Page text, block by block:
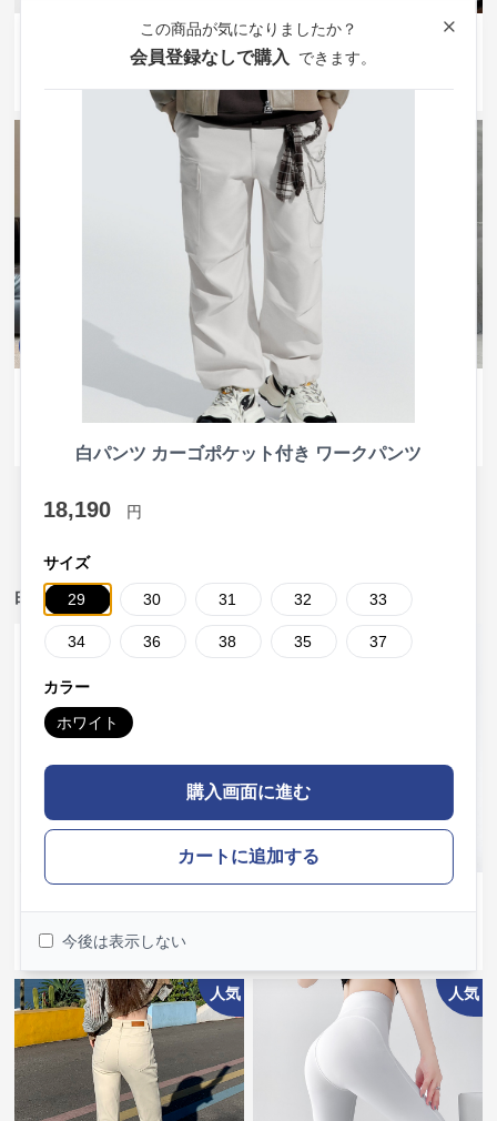
白パンツ 男女兼用 白系カーゴパ
¥4,640 (税込)
2025新作レディース刺繍白パン
¥7040
白パンツ 白デニム カーゴハーフ
¥4,600 (税込)
白パンツ ガールズ白カーゴパン
白パンツフレアのおすすめアイテム
アパンツ
人気 人気
この商品が気になりましたか？
会員登録なしで購入 できます。
白パンツ カーゴポケット付き ワークパンツ
18,190 円
サイズ
29 30 31 32 33
34 36 38 35 37
カラー
ホワイト
購入画面に進む
カートに追加する
今後は表示しない